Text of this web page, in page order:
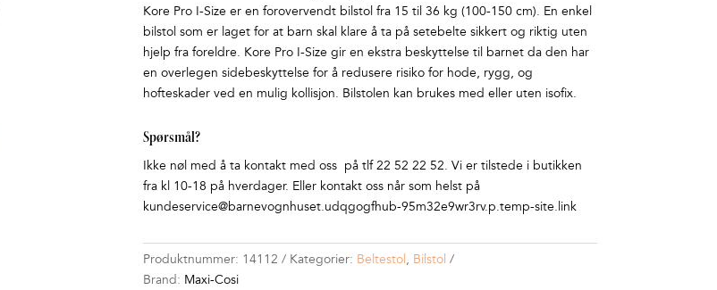
antall
Kore Pro I-Size er en forovervendt bilstol fra 15 til 36 kg (100-150 cm). En enkel
bilstol som er laget for at barn skal klare å ta på setebelte sikkert og riktig uten
hjelp fra foreldre. Kore Pro I-Size gir en ekstra beskyttelse til barnet da den har
en overlegen sidebeskyttelse for å redusere risiko for hode, rygg, og
hofteskader ved en mulig kollisjon. Bilstolen kan brukes med eller uten isofix.
Spørsmål?
Ikke nøl med å ta kontakt med oss på tlf 22 52 22 52. Vi er tilstede i butikken
fra kl 10-18 på hverdager. Eller kontakt oss når som helst på
kundeservice@barnevognhuset.udqgogfhub-95m32e9wr3rv.p.temp-site.link
Produktnummer: 14112 Kategorier: Beltestol , Bilstol
Brand: Maxi-Cosi